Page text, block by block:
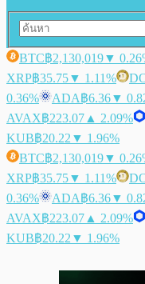
BTC฿2,130,019▼
XRP฿35.75▼ 1.11%
0.36%
ADA฿6.36▼
AVAX฿223.07 ▲ 2.09%
KUB฿20.22 ▼ 1.96%
BTC฿2,130,019▼
XRP฿35.75▼ 1.11%
0.36%
ADA฿6.36▼
AVAX฿223.07 ▲ 2.09%
KUB฿20.22 ▼ 1.96%